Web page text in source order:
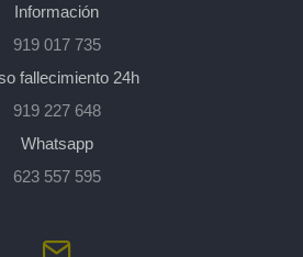
Información
919 017 735
fallecimiento 24h
919 227 648
Whatsapp
623 557 595